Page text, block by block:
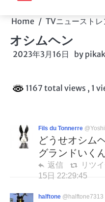
Home TVニューストレ
オシムヘン
2023年3月16日 by
1167 total views , 1
Fils du Tonnerre
どうせオシム
グランドいく
返信 リツ
15日 22:29:45
halftone @halftone7313